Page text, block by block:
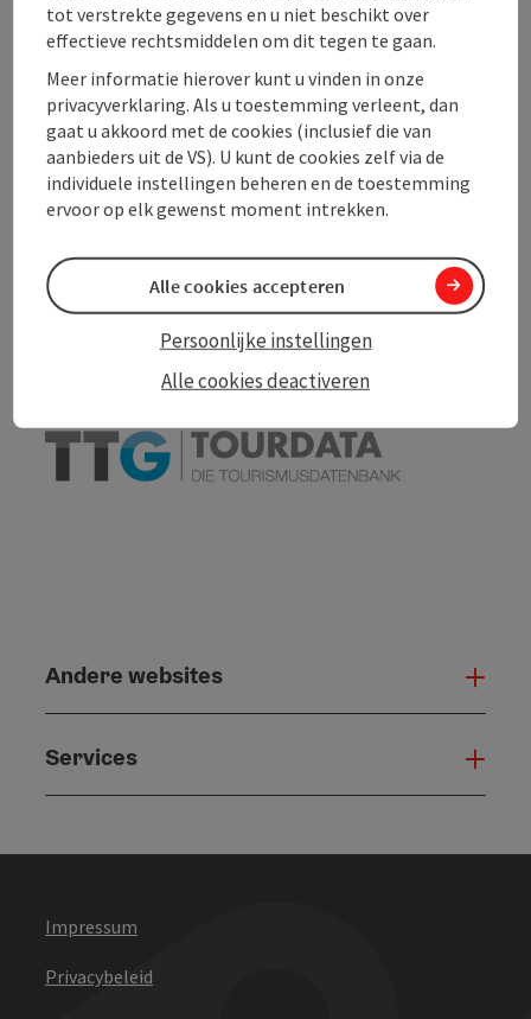
Geschiktheid
Toegankelijkheid
Bijdrage printen
In de buurt
Andere websites
Services
Impressum
Privacybeleid
tot verstrekte gegevens en u niet beschikt over
effectieve rechtsmiddelen om dit tegen te gaan.
Meer informatie hierover kunt u vinden in onze
privacyverklaring. Als u toestemming verleent, dan
gaat u akkoord met de cookies (inclusief die van
aanbieders uit de VS). U kunt de cookies zelf via de
individuele instellingen beheren en de toestemming
ervoor op elk gewenst moment intrekken.
Alle cookies deactiveren
Persoonlijke instellingen
Alle cookies accepteren